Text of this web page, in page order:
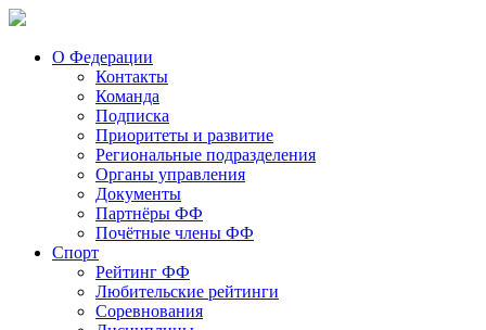
О Федерации
Контакты
Команда
Подписка
Приоритеты и развитие
Региональные подразделения
Органы управления
Документы
Партнёры ФФ
Почётные члены ФФ
Спорт
Рейтинг ФФ
Любительские рейтинги
Соревнования